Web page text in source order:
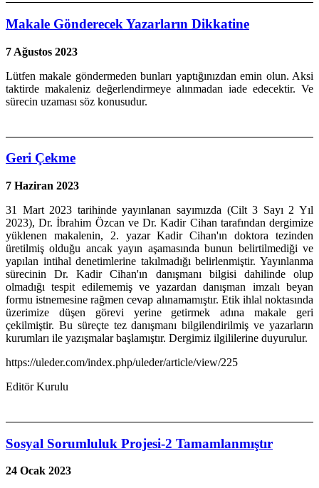
Makale Gönderecek Yazarların Dikkatine
7 Ağustos 2023
Lütfen makale göndermeden bunları yaptığınızdan emin olun. Aksi
taktirde makaleniz değerlendirmeye alınmadan iade edecektir. Ve
sürecin uzaması söz konusudur.
Geri Çekme
7 Haziran 2023
31 Mart 2023 tarihinde yayınlanan sayımızda (Cilt 3 Sayı 2 Yıl
2023), Dr. İbrahim Özcan ve Dr. Kadir Cihan tarafından dergimize
yüklenen makalenin, 2. yazar Kadir Cihan'ın doktora tezinden
üretilmiş olduğu ancak yayın aşamasında bunun belirtilmediği ve
yapılan intihal denetimlerine takılmadığı belirlenmiştir. Yayınlanma
sürecinin Dr. Kadir Cihan'ın danışmanı bilgisi dahilinde olup
olmadığı tespit edilememiş ve yazardan danışman imzalı beyan
formu istnemesine rağmen cevap alınamamıştır. Etik ihlal noktasında
üzerimize düşen görevi yerine getirmek adına makale geri
çekilmiştir. Bu süreçte tez danışmanı bilgilendirilmiş ve yazarların
kurumları ile yazışmalar başlamıştır. Dergimiz ilgililerine duyurulur.
https://uleder.com/index.php/uleder/article/view/225
Editör Kurulu
Sosyal Sorumluluk Projesi-2 Tamamlanmıştır
24 Ocak 2023